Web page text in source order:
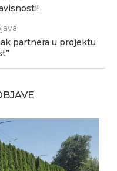
partnera u projektu